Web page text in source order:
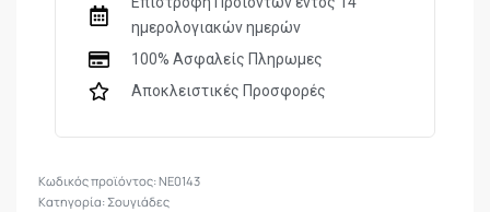
φινιρίσματα: μαύρο, κόκκινο, πράσινο.
Επιλέξτε ένα εργαλείο που δουλεύει σκληρά
και φαίνεται εξίσου καλό ενώ το κάνει.
Ψαλίδι
ημερολογιακών ημερών
100% Ασφαλείς Πληρωμες
Αποκλειστικές Προσφορές
NE0143
Κατηγορία:Σουγιάδες